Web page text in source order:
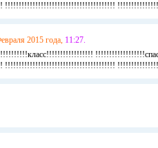
!!!!!!!!!!!!!!!!!!!!!!!!!!!!!!!!!!!!!!!!
2015 года, 11:27.
!!!!!!!!!!!!!!!!!!!!!!!!!!!!!!!!!!!!!!!!